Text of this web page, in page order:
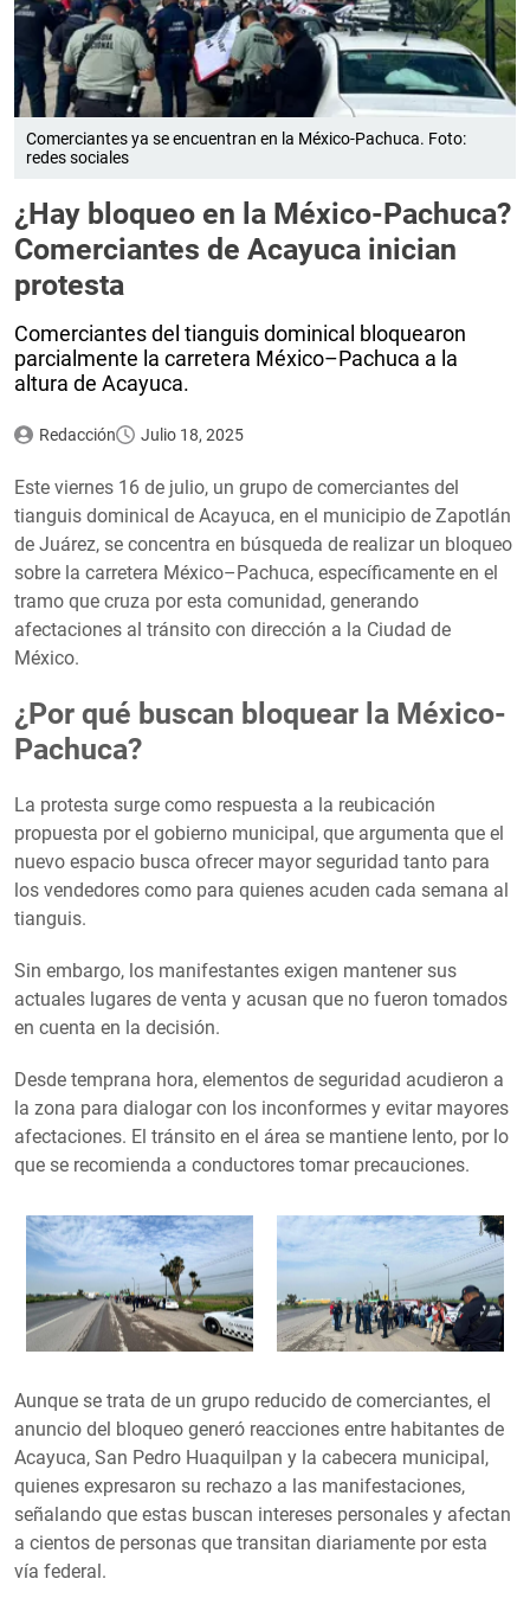
Comerciantes ya se encuentran en la México-Pachuca. Foto:
redes sociales
¿Hay bloqueo en la México-Pachuca?
Comerciantes de Acayuca inician
protesta
Comerciantes del tianguis dominical bloquearon
parcialmente la carretera México–Pachuca a la
altura de Acayuca.
Redacción Julio 18, 2025
Este viernes 16 de julio, un grupo de comerciantes del
tianguis dominical de Acayuca, en el municipio de Zapotlán
de Juárez, se concentra en búsqueda de realizar un bloqueo
sobre la carretera México–Pachuca, específicamente en el
tramo que cruza por esta comunidad, generando
afectaciones al tránsito con dirección a la Ciudad de
México.
¿Por qué buscan bloquear la México-
Pachuca?
La protesta surge como respuesta a la reubicación
propuesta por el gobierno municipal, que argumenta que el
nuevo espacio busca ofrecer mayor seguridad tanto para
los vendedores como para quienes acuden cada semana al
tianguis.
Sin embargo, los manifestantes exigen mantener sus
actuales lugares de venta y acusan que no fueron tomados
en cuenta en la decisión.
Desde temprana hora, elementos de seguridad acudieron a
la zona para dialogar con los inconformes y evitar mayores
afectaciones. El tránsito en el área se mantiene lento, por lo
que se recomienda a conductores tomar precauciones.
Aunque se trata de un grupo reducido de comerciantes, el
anuncio del bloqueo generó reacciones entre habitantes de
Acayuca, San Pedro Huaquilpan y la cabecera municipal,
quienes expresaron su rechazo a las manifestaciones,
señalando que estas buscan intereses personales y afectan
a cientos de personas que transitan diariamente por esta
vía federal.